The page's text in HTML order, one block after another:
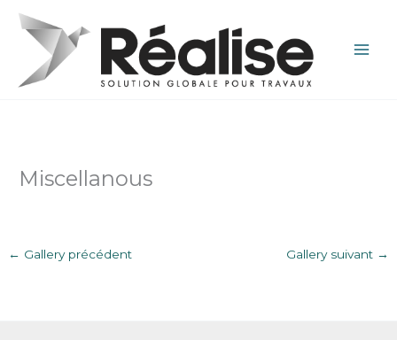
contenu
Miscellanous
← Gallery précédent Gallery suivant →